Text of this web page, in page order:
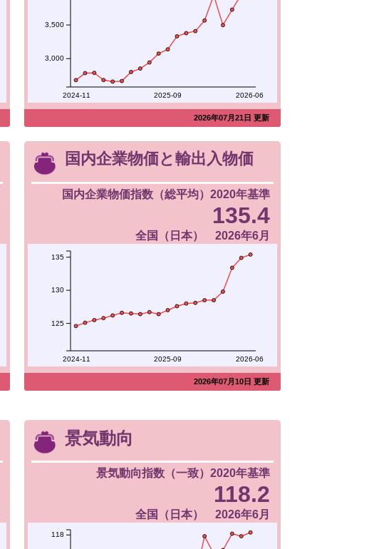
2024-11 2025-09 2026-06
3,000
3,500
2026年07月21日 更新
国内企業物価と輸出入物価
国内企業物価指数（総平均）2020年基準
135.4
全国（日本） 2026年6月
2024-11 2025-09 2026-06
125
130
135
2026年07月10日 更新
景気動向
景気動向指数（一致）2020年基準
118.2
全国（日本） 2026年6月
118